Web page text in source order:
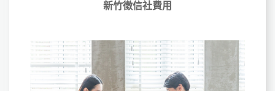
新竹徵信社費用